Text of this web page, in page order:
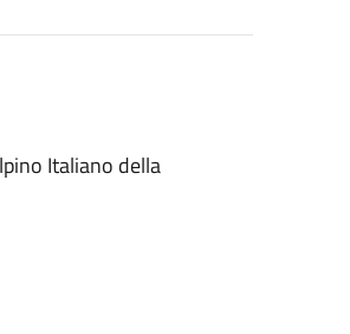
Italiano della